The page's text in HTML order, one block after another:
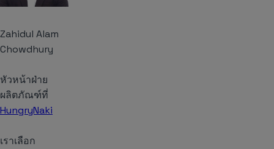
Zahidul Alam
Chowdhury
หัวหน้าฝ่าย
ผลิตภัณฑ์ที่
HungryNaki
เราเลือก